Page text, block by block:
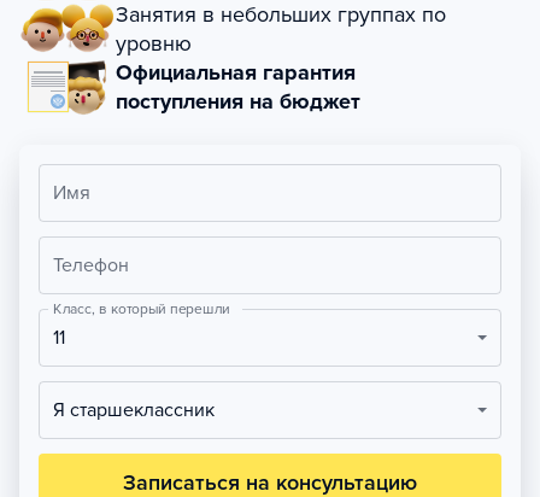
Занятия в небольших группах по
уровню
Официальная гарантия
поступления на бюджет
Имя
Телефон
Класс, в который перешли
11
Я старшеклассник
Записаться на консультацию